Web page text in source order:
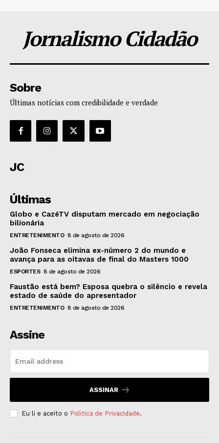
Jornalismo Cidadão
Sobre
Últimas notícias com credibilidade e verdade
JC
Últimas
Globo e CazéTV disputam mercado em negociação
bilionária
ENTRETENIMENTO 8 de agosto de 2026
João Fonseca elimina ex-número 2 do mundo e
avança para as oitavas de final do Masters 1000
ESPORTES 8 de agosto de 2026
Faustão está bem? Esposa quebra o silêncio e revela
estado de saúde do apresentador
ENTRETENIMENTO 8 de agosto de 2026
Assine
ASSINAR
Eu li e aceito o Politica de Privacidade.